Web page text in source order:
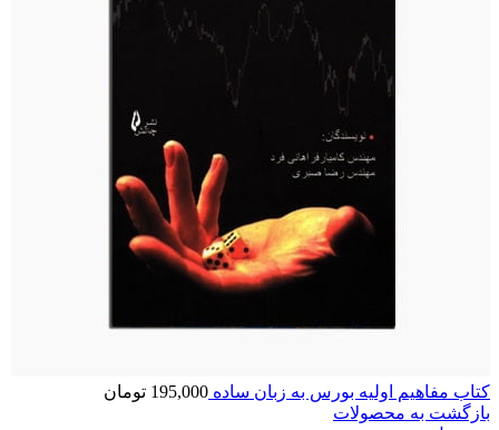
کتاب مفاهیم اولیه بورس به زبان ساده 195,000 تومان
بازگشت به محصولات